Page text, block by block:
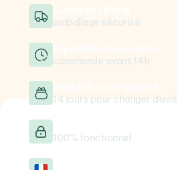
emballage sécurisé
commande avant 14h
100% fonctionnel
14 jours pour changer d’avis